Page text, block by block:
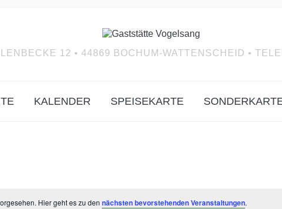
12 • 44869 BOCHUM-WATTENSCHEID •
KALENDER SPEISEKARTE
Hier geht es zu den nächsten bevorstehenden Veranstaltungen.